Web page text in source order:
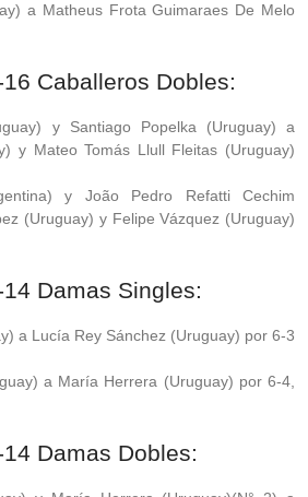
a Matheus Frota Guimaraes De Melo
Caballeros Dobles:
y Santiago Popelka (Uruguay) a
y Mateo Tomás Llull Fleitas (Uruguay)
y João Pedro Refatti Cechim
(Uruguay) y Felipe Vázquez (Uruguay)
Damas Singles:
a Lucía Rey Sánchez (Uruguay) por 6-3
a María Herrera (Uruguay) por 6-4,
Damas Dobles: